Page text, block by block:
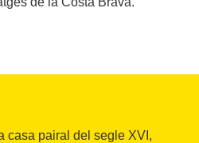
casa pairal del segle XVI,